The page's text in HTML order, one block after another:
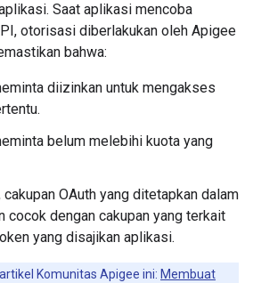
Saat aplikasi mencoba
otorisasi diberlakukan oleh Apigee
bahwa:
diizinkan untuk mengakses
belum melebihi kuota yang
OAuth yang ditetapkan dalam
cocok dengan cakupan yang terkait
yang disajikan aplikasi.
Komunitas Apigee ini: Membuat